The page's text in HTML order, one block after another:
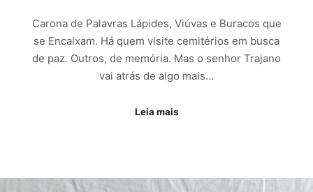
Carona de Palavras Lápides, Viúvas e Buracos que
se Encaixam. Há quem visite cemitérios em busca
de paz. Outros, de memória. Mas o senhor Trajano
vai atrás de algo mais…
Leia mais